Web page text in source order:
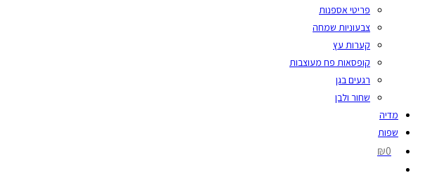
פריטי אספנות
צבעוניות שמחה
קערות עץ
קופסאות פח מעוצבות
רגעים בגן
שחור ולבן
מדיה
שפות
₪0